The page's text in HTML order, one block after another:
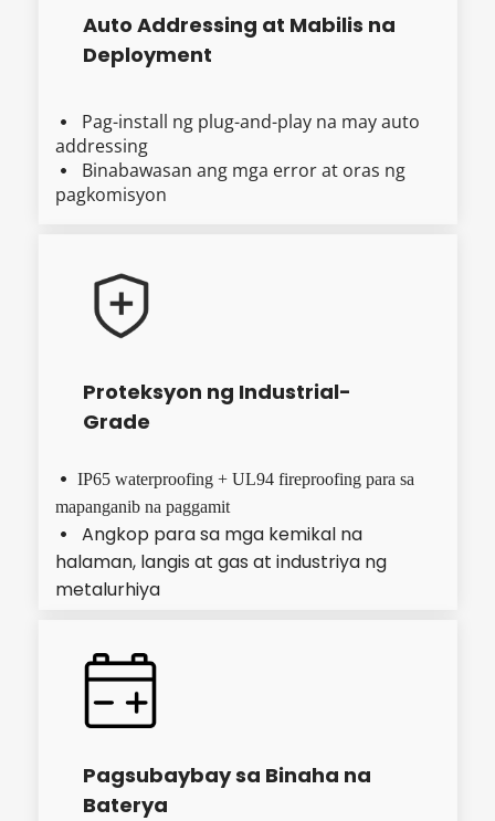
Auto Addressing at Mabilis na
Deployment
 Pag-install ng plug-and-play na may auto
addressing
 Binabawasan ang mga error at oras ng
pagkomisyon
Proteksyon ng Industrial-
Grade
 IP65 waterproofing + UL94 fireproofing para sa
mapanganib na paggamit
 Angkop para sa mga kemikal na
halaman, langis at gas at industriya ng
metalurhiya
Pagsubaybay sa Binaha na
Baterya